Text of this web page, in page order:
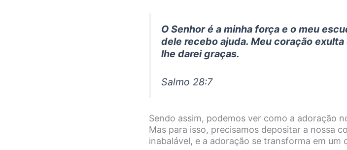
O Senhor é a minha força e o meu
dele recebo ajuda. Meu coração
lhe darei graças.
Salmo 28:7
Sendo assim, podemos ver como a adoração
Mas para isso, precisamos depositar a nossa
inabalável, e a adoração se transforma em um